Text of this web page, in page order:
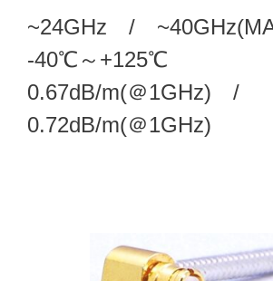
~24GHz /
-40℃～+125℃
0.67dB/m(＠1GHz) /
0.72dB/m(＠1GHz)